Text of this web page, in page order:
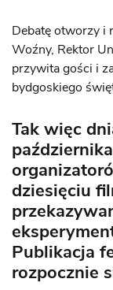
Debatę otworzy i
Woźny, Rektor
przywita gości i
bydgoskiego
Tak więc
dziesięciu
Publikacja
rozpocznie